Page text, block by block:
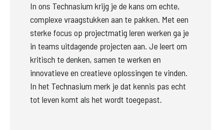
In ons Technasium krijg je de kans om echte,
complexe vraagstukken aan te pakken. Met een
sterke focus op projectmatig leren werken ga je
in teams uitdagende projecten aan. Je leert om
kritisch te denken, samen te werken en
innovatieve en creatieve oplossingen te vinden.
In het Technasium merk je dat kennis pas echt
tot leven komt als het wordt toegepast.